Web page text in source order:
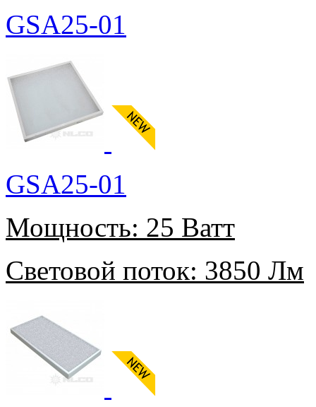
GSA25-01
GSA25-01
Мощность: 25 Ватт
Световой поток: 3850 Лм